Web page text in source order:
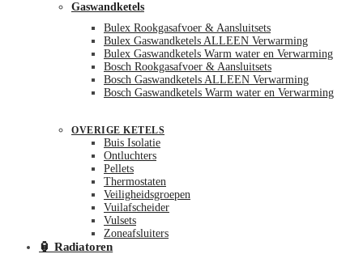
Gaswandketels
Bulex Rookgasafvoer & Aansluitsets
Bulex Gaswandketels ALLEEN Verwarming
Bulex Gaswandketels Warm water en Verwarming
Bosch Rookgasafvoer & Aansluitsets
Bosch Gaswandketels ALLEEN Verwarming
Bosch Gaswandketels Warm water en Verwarming
OVERIGE KETELS
Buis Isolatie
Ontluchters
Pellets
Thermostaten
Veiligheidsgroepen
Vuilafscheider
Vulsets
Zoneafsluiters
🏮 Radiatoren